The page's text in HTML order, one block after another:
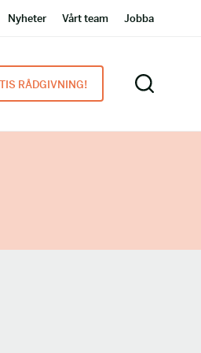
Nyheter Vårt team Jobba
RÅDGIVNING!